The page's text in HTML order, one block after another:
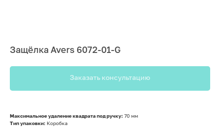
Защёлка Avers 6072-01-G
Заказать консультацию
Максимальное удаление квадрата под ручку: 70 мм
Тип упаковки: Коробка